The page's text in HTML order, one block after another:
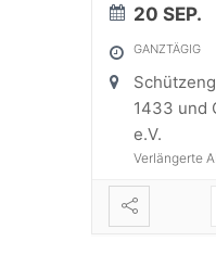
20 SEP.
GANZTÄGIG
1433 und
e.V.
Verlängerte